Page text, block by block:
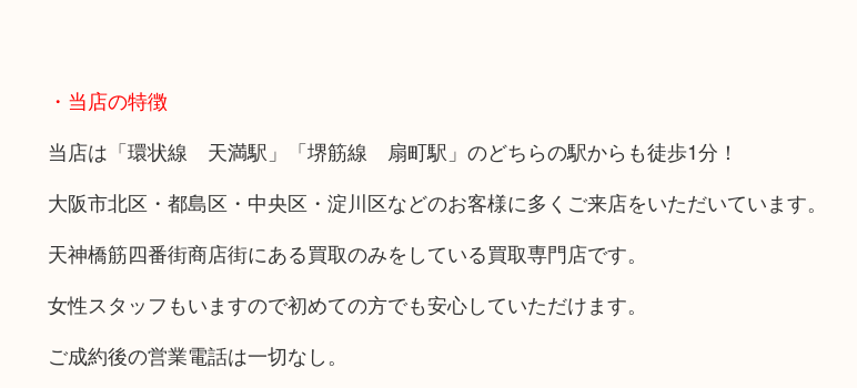
・当店の特徴
当店は「環状線 天満駅」「堺筋線 扇町駅」のどちらの駅からも徒歩1分！
大阪市北区・都島区・中央区・淀川区などのお客様に多くご来店をいただいています。
天神橋筋四番街商店街にある買取のみをしている買取専門店です。
女性スタッフもいますので初めての方でも安心していただけます。
ご成約後の営業電話は一切なし。